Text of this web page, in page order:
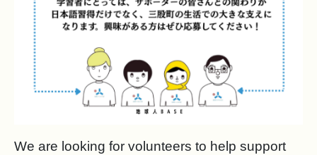
We are looking for volunteers to help support